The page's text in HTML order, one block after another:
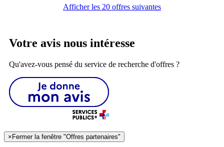
Afficher les 20 offres suivantes
Votre avis nous intéresse
Qu'avez-vous pensé du service de recherche d'offres ?
×Fermer la fenêtre "Offres partenaires"